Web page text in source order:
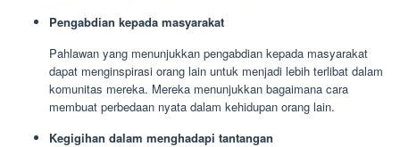
Pengabdian kepada masyarakat
Pahlawan yang menunjukkan pengabdian kepada masyarakat
dapat menginspirasi orang lain untuk menjadi lebih terlibat dalam
komunitas mereka. Mereka menunjukkan bagaimana cara
membuat perbedaan nyata dalam kehidupan orang lain.
Kegigihan dalam menghadapi tantangan